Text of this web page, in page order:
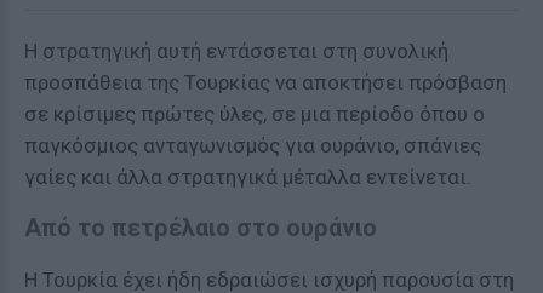
Η στρατηγική αυτή εντάσσεται στη συνολική
προσπάθεια της Τουρκίας να αποκτήσει πρόσβαση
σε κρίσιμες πρώτες ύλες, σε μια περίοδο όπου ο
παγκόσμιος ανταγωνισμός για ουράνιο, σπάνιες
γαίες και άλλα στρατηγικά μέταλλα εντείνεται.
Από το πετρέλαιο στο ουράνιο
Η Τουρκία έχει ήδη εδραιώσει ισχυρή παρουσία στη